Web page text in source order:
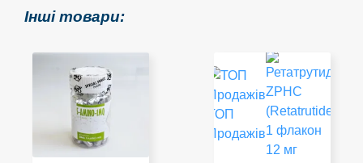
Інші товари:
ТОП
Продажів